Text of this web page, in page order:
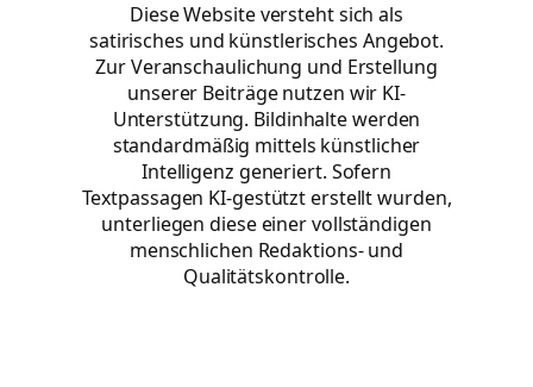
Diese Website versteht sich als
satirisches und künstlerisches Angebot.
Zur Veranschaulichung und Erstellung
unserer Beiträge nutzen wir KI-
Unterstützung. Bildinhalte werden
standardmäßig mittels künstlicher
Intelligenz generiert. Sofern
Textpassagen KI-gestützt erstellt wurden,
unterliegen diese einer vollständigen
menschlichen Redaktions- und
Qualitätskontrolle.